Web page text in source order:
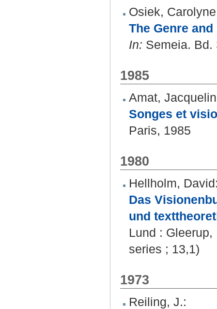
Osiek, Carolyne
The Genre
In: Semeia. Bd.
1985
Amat,
Songes et
Paris, 1985
1980
Hellholm, David
Das
und
Lund :
series ; 13,1)
1973
Reiling, J.: